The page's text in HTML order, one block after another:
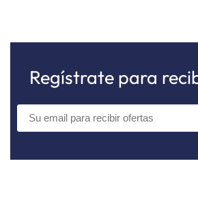
Regístrate para